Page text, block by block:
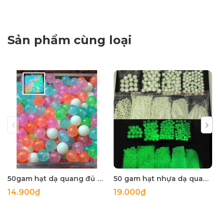
Sản phẩm cùng loại
50gam hạt dạ quang đủ màu 6mm, 8mm, 10mm, 12mm, hạt nhựa tròn
14.900₫
50 gam hạt nhựa dạ quang tròn đủ size 4mm, 5mm, 6mm, 8mm, 10mm, 12mm, 14mm, 16mm ,18mm , 10mm, 22mm, 25mm
19.000₫